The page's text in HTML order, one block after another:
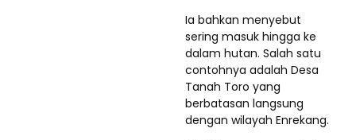
Ia bahkan menyebut
sering masuk hingga ke
dalam hutan. Salah satu
contohnya adalah Desa
Tanah Toro yang
berbatasan langsung
dengan wilayah Enrekang.